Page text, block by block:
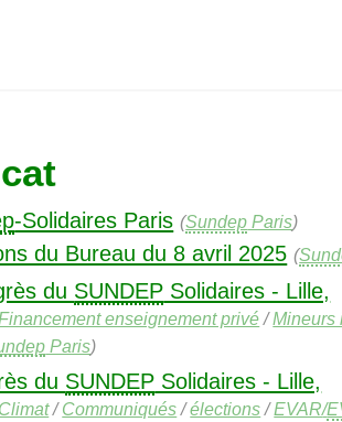
-Solidaires Paris (Sundep Paris)
du Bureau du 8 avril 2025 (
du SUNDEP Solidaires - Lille,
enseignement privé /Mineurs
Paris)
du SUNDEP Solidaires - Lille,
/Communiqués/élections/EVAR/